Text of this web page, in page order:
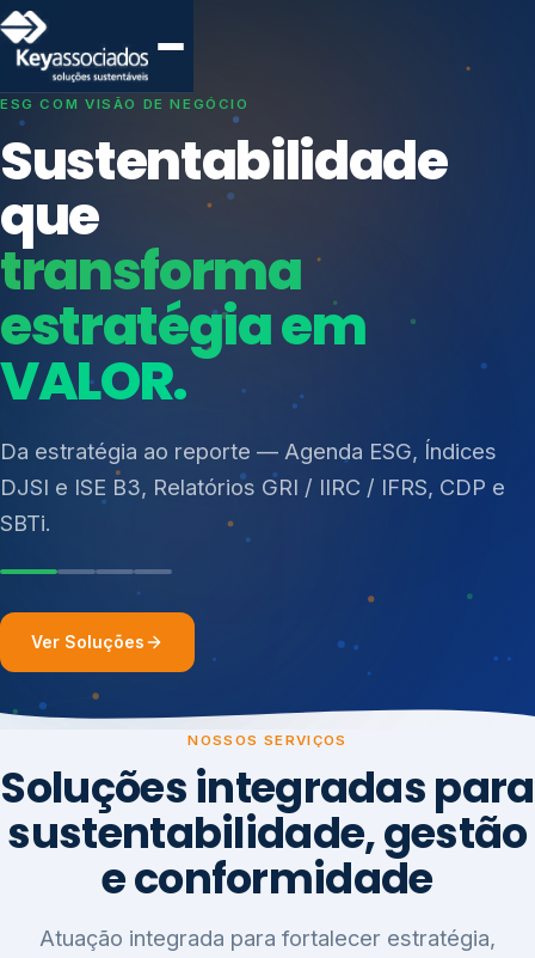
SISTEMAS DE GESTÃO OTIMIZADOS E INTEGRADOS
Conformidade que
protege seu
negócio.
Consultoria, auditoria e treinamentos em ISO 27001,
ISO 27701, ISO 42001, ISO 37001, ISO 9001, ISO
14001, ISO 45001, ONA e PNQ — Gestão de
resíduos sólidos (PGRS/PMGRS).
Índices de Mercado
Mudanças Climáticas
Reputação e Cadeia
Reporte Regulatório
Ver Soluções
NOSSOS SERVIÇOS
Soluções integradas para
sustentabilidade, gestão
e conformidade
Atuação integrada para fortalecer estratégia,